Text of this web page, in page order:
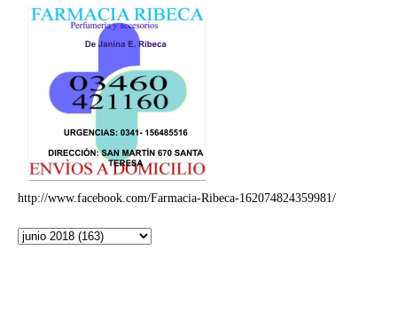
http://www.facebook.com/Farmacia-Ribeca-162074824359981/